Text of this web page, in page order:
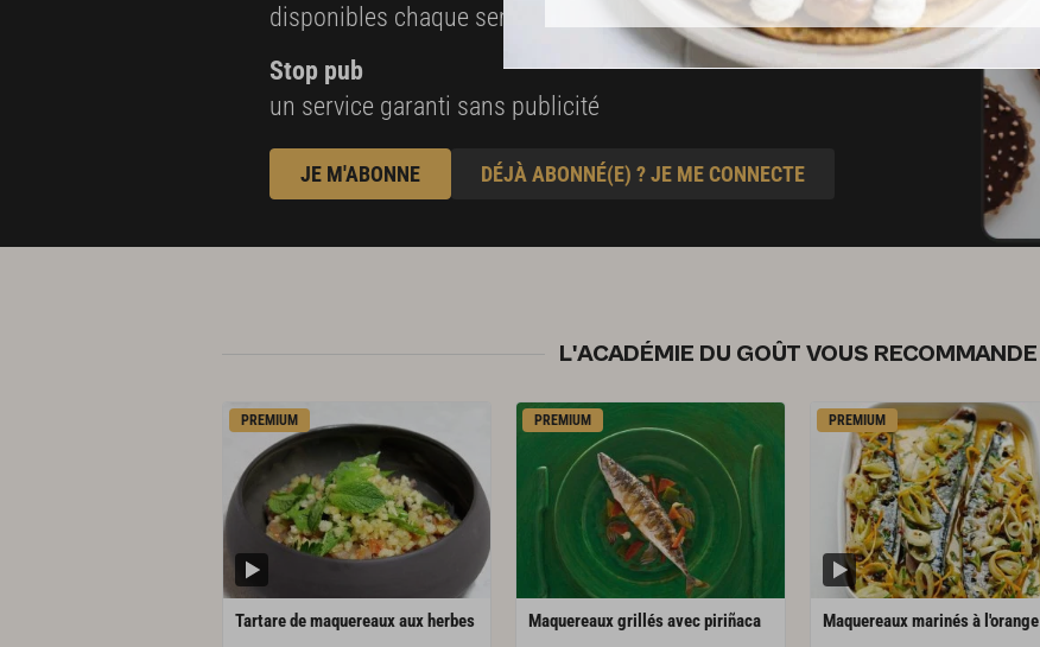
disponibles chaque semaine
Stop pub
un service garanti sans publicité
JE M'ABONNE DÉJÀ ABONNÉ(E) ? JE ME CONNECTE
L'ACADÉMIE DU GOÛT VOUS RECOMMANDE
PREMIUM
Tartaredemaquereauxaux herbes
PREMIUM
Maquereauxgrillésavecpiriñaca
PREMIUM
Maquereauxmarinésà l'orange